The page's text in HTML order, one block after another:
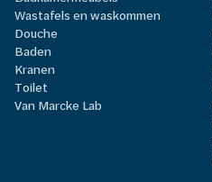
Wastafels en waskommen
Douche
Baden
Kranen
Toilet
Van Marcke Lab